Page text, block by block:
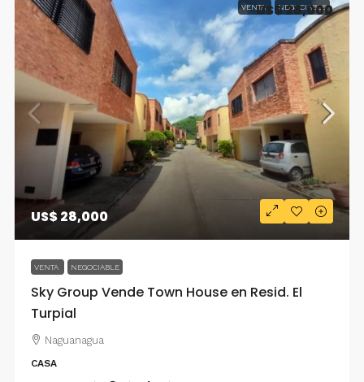
VENTA NEGOCIABLE
US$ 28,000
VENTA NEGOCIABLE
Sky Group Vende Town House en Resid. El
Turpial
US$ 28,000
Naguanagua
CASA